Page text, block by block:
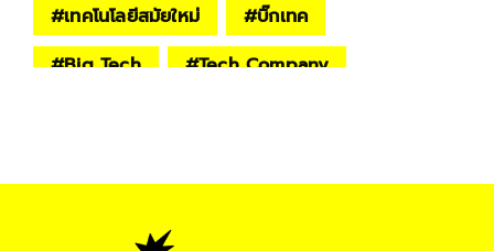
#เทคโนโลยีสมัยใหม่ #บิ๊กเทค
#Big Tech #Tech Company